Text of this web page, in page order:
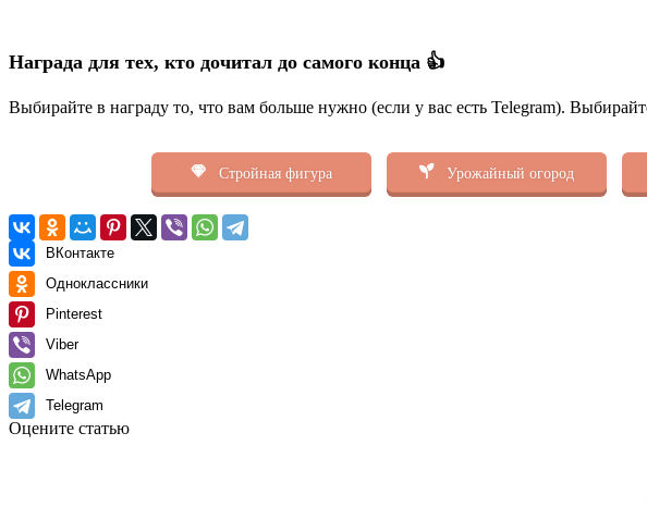
Награда для тех, кто дочитал до самого конца 👍
Выбирайте в награду то, что вам больше нужно (если у вас есть Telegram).
Стройная фигура Урожайный огород
ВКонтакте
Одноклассники
Pinterest
Viber
WhatsApp
Telegram
Оцените статью